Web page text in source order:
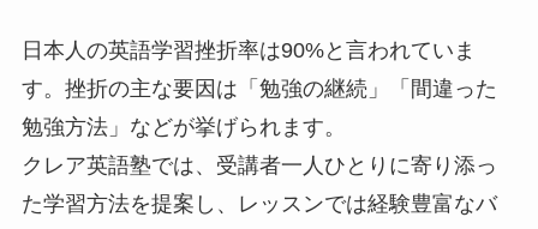
日本人の英語学習挫折率は90%と言われていま
す。挫折の主な要因は「勉強の継続」「間違った
勉強方法」などが挙げられます。
クレア英語塾では、受講者一人ひとりに寄り添っ
た学習方法を提案し、レッスンでは経験豊富なバ